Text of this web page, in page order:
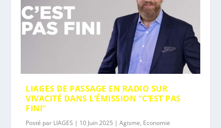
LIAGES DE PASSAGE EN RADIO SUR
VIVACITÉ DANS L’ÉMISSION “C’EST PAS
FINI”
Posté par LIAGES | 10 Juin 2025 |Agisme, Economie